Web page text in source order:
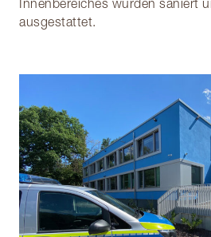
Innenbereiches wurden saniert
ausgestattet.